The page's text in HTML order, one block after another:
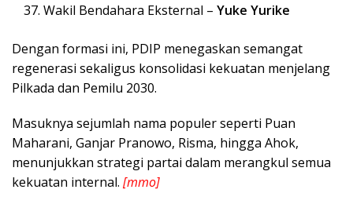
Wakil Bendahara Eksternal – Yuke Yurike
Dengan formasi ini, PDIP menegaskan semangat
regenerasi sekaligus konsolidasi kekuatan menjelang
Pilkada dan Pemilu 2030.
Masuknya sejumlah nama populer seperti Puan
Maharani, Ganjar Pranowo, Risma, hingga Ahok,
menunjukkan strategi partai dalam merangkul semua
kekuatan internal. [mmo]